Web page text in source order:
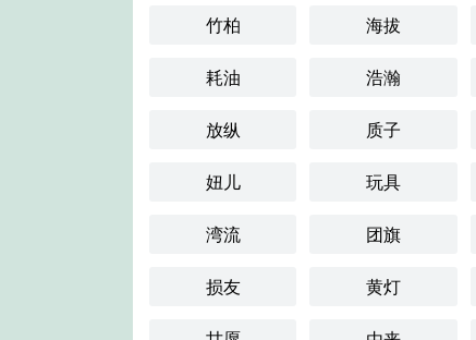
竹柏 海拔
耗油 浩瀚
放纵 质子
妞儿 玩具
湾流 团旗
损友 黄灯